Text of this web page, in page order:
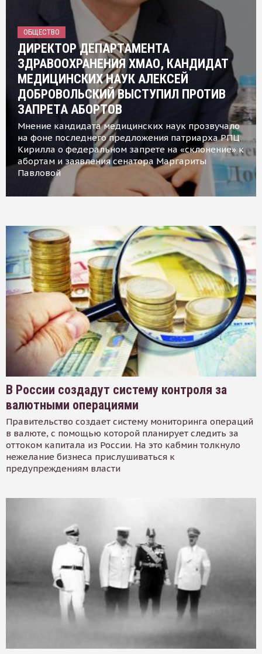
ОБЩЕСТВО
ДИРЕКТОР ДЕПАРТАМЕНТА
ЗДРАВООХРАНЕНИЯ ХМАО, КАНДИДАТ
МЕДИЦИНСКИХ НАУК АЛЕКСЕЙ
ДОБРОВОЛЬСКИЙ ВЫСТУПИЛ ПРОТИВ
ЗАПРЕТА АБОРТОВ
Мнение кандидата медицинских наук прозвучало
на фоне последнего предложения патриарха РПЦ
Кирилла о федеральном запрете на «склонение» к
абортам и заявления сенатора Маргариты
Павловой
В России создадут систему контроля за
валютными операциями
Правительство создает систему мониторинга операций
в валюте, с помощью которой планирует следить за
оттоком капитала из России. На это кабмин толкнуло
нежелание бизнеса прислушиваться к
предупреждениям власти